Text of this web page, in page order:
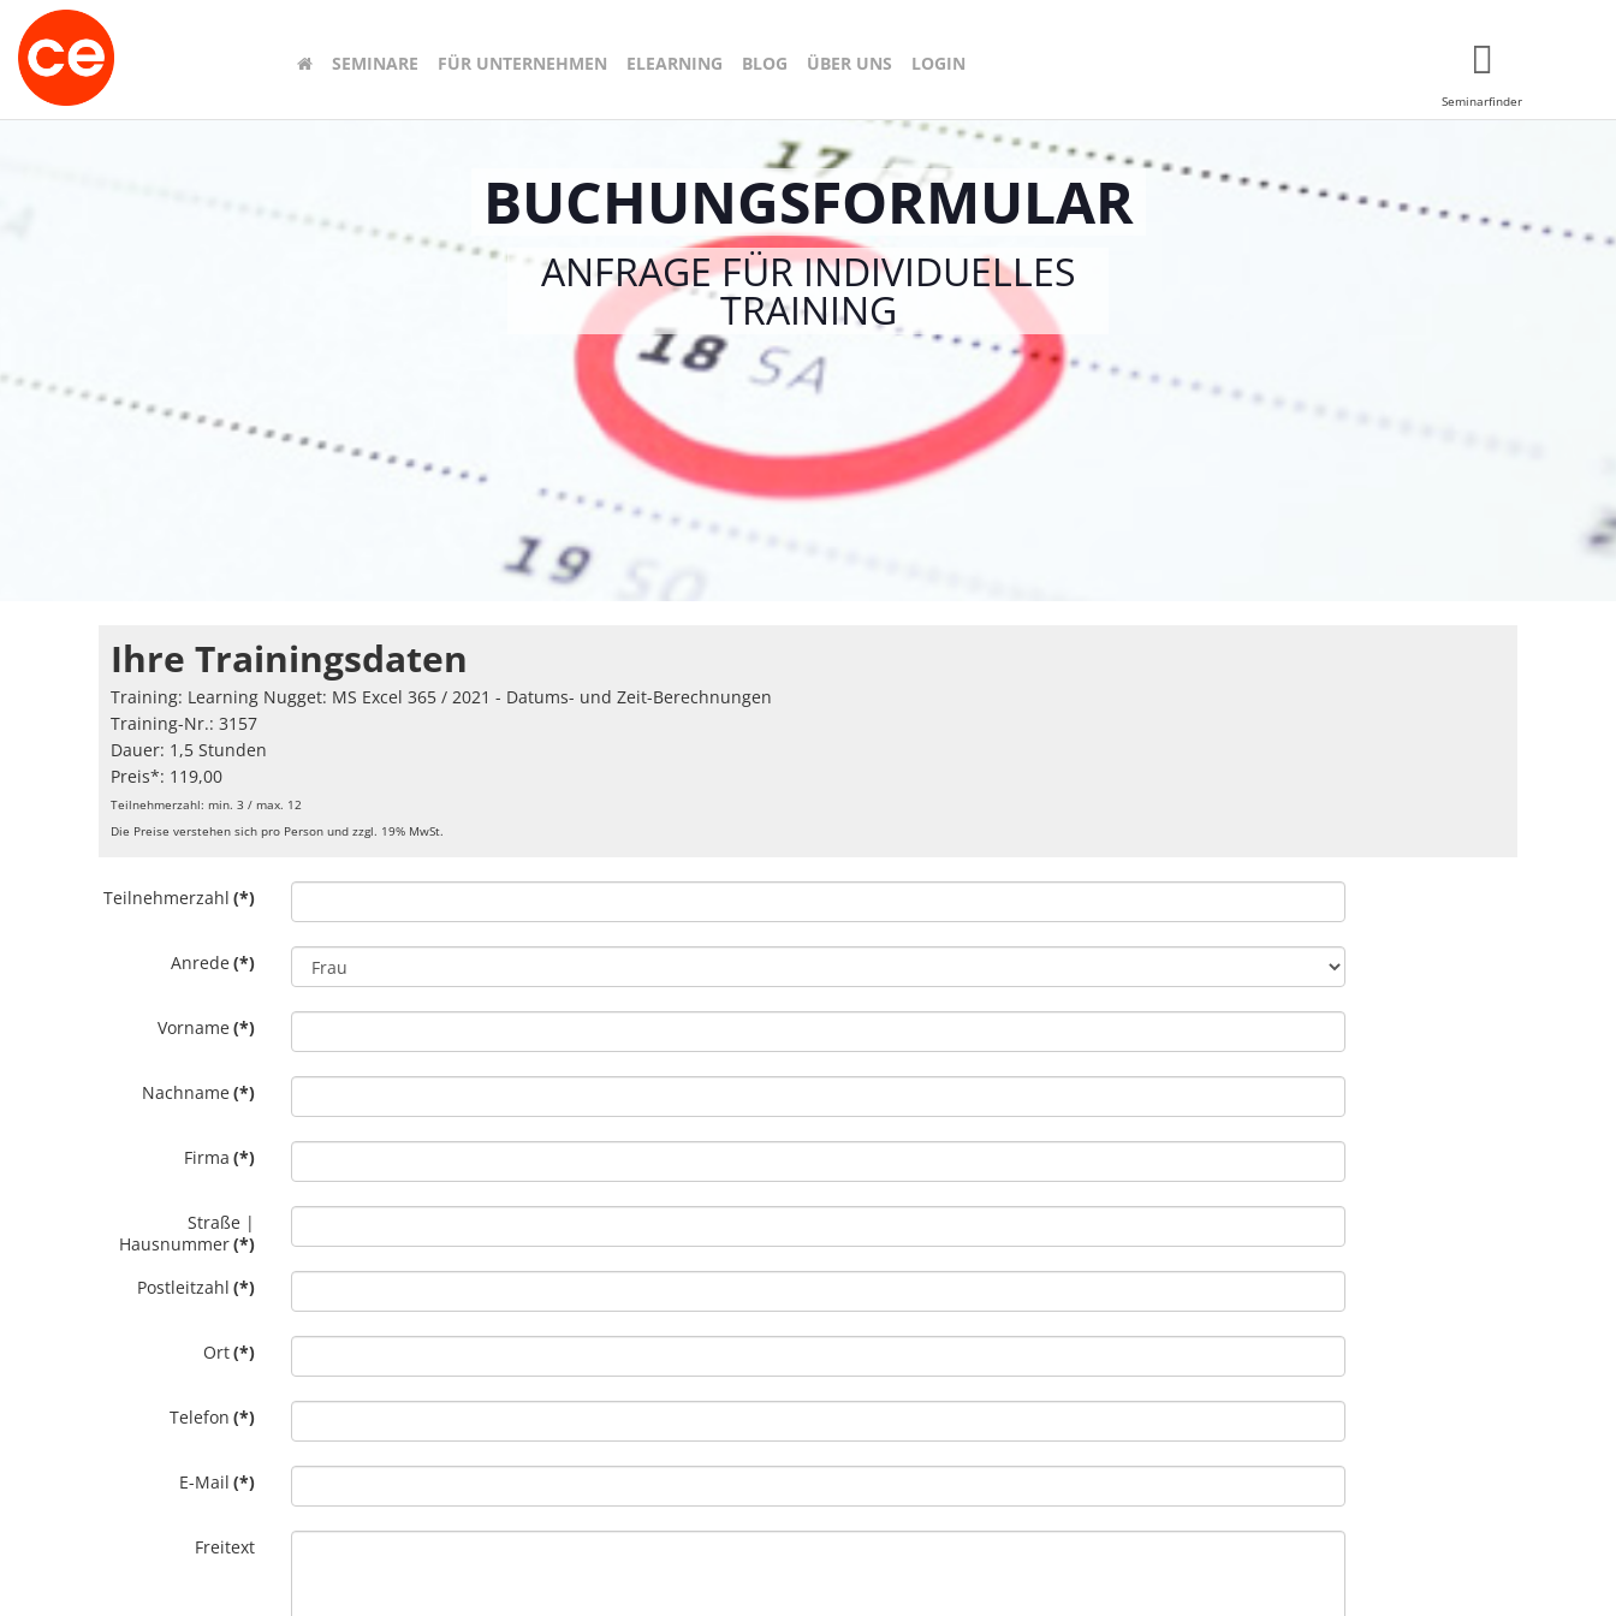
SEMINARE FÜR UNTERNEHMEN ELEARNING BLOG ÜBER UNS LOGIN
Seminarfinder
BUCHUNGSFORMULAR
ANFRAGE FÜR INDIVIDUELLES
TRAINING
Ihre Trainingsdaten
Training: Learning Nugget: MS Excel 365 / 2021 - Datums- und Zeit-Berechnungen
Training-Nr.: 3157
Dauer: 1,5 Stunden
Preis*: 119,00
Teilnehmerzahl: min. 3 / max. 12
Die Preise verstehen sich pro Person und zzgl. 19% MwSt.
Teilnehmerzahl (*)
Anrede(*)
Vorname(*)
Nachname(*)
Firma (*)
Straße |
Hausnummer(*)
Postleitzahl (*)
Ort(*)
Telefon (*)
E-Mail (*)
Freitext